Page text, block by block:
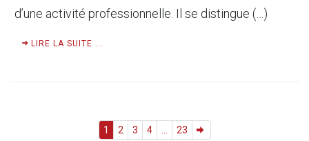
d’une activité professionnelle. Il se distingue (…)
LIRE LA SUITE ...
1 2 3 4 23